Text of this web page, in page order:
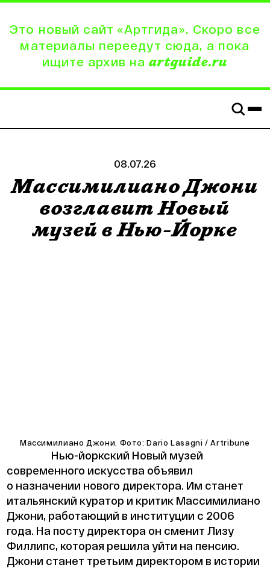
Это новый сайт «Артгида». Скоро все
материалы переедут сюда, а пока
ищите архив на artguide.ru
08.07.26
Массимилиано Джони
возглавит Новый
музей в Нью-Йорке
Массимилиано Джони. Фото: Dario Lasagni / Artribune
Нью-йоркский Новый музей
современного искусства объявил
о назначении нового директора. Им станет
итальянский куратор и критик Массимилиано
Джони, работающий в институции с 2006
года. На посту директора он сменит Лизу
Филлипс, которая решила уйти на пенсию.
Джони станет третьим директором в истории